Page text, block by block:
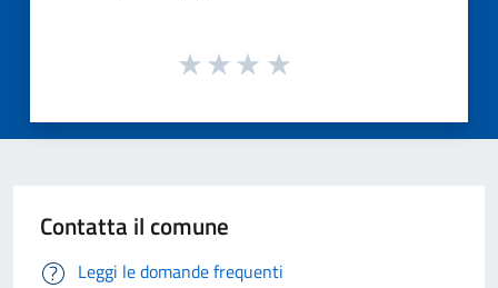
Contatta il comune
Leggi le domande frequenti